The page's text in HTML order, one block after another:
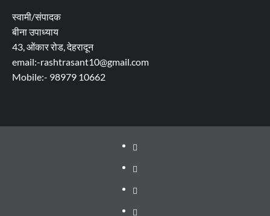
स्वामी/संपादक
बीना उपाध्याय
43, ओंकार रोड, देहरादून
email:-rashtrasant10@gmail.com
Mobile:- 98979 10662
About
WEB
SERIES
TO
Dehradun
Smart
Life